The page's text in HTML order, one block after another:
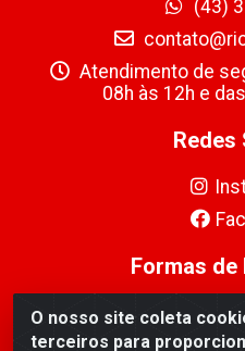
O nosso site coleta
terceiros para
(43)
Atendimento de
08h às 12h e
Redes
Formas de